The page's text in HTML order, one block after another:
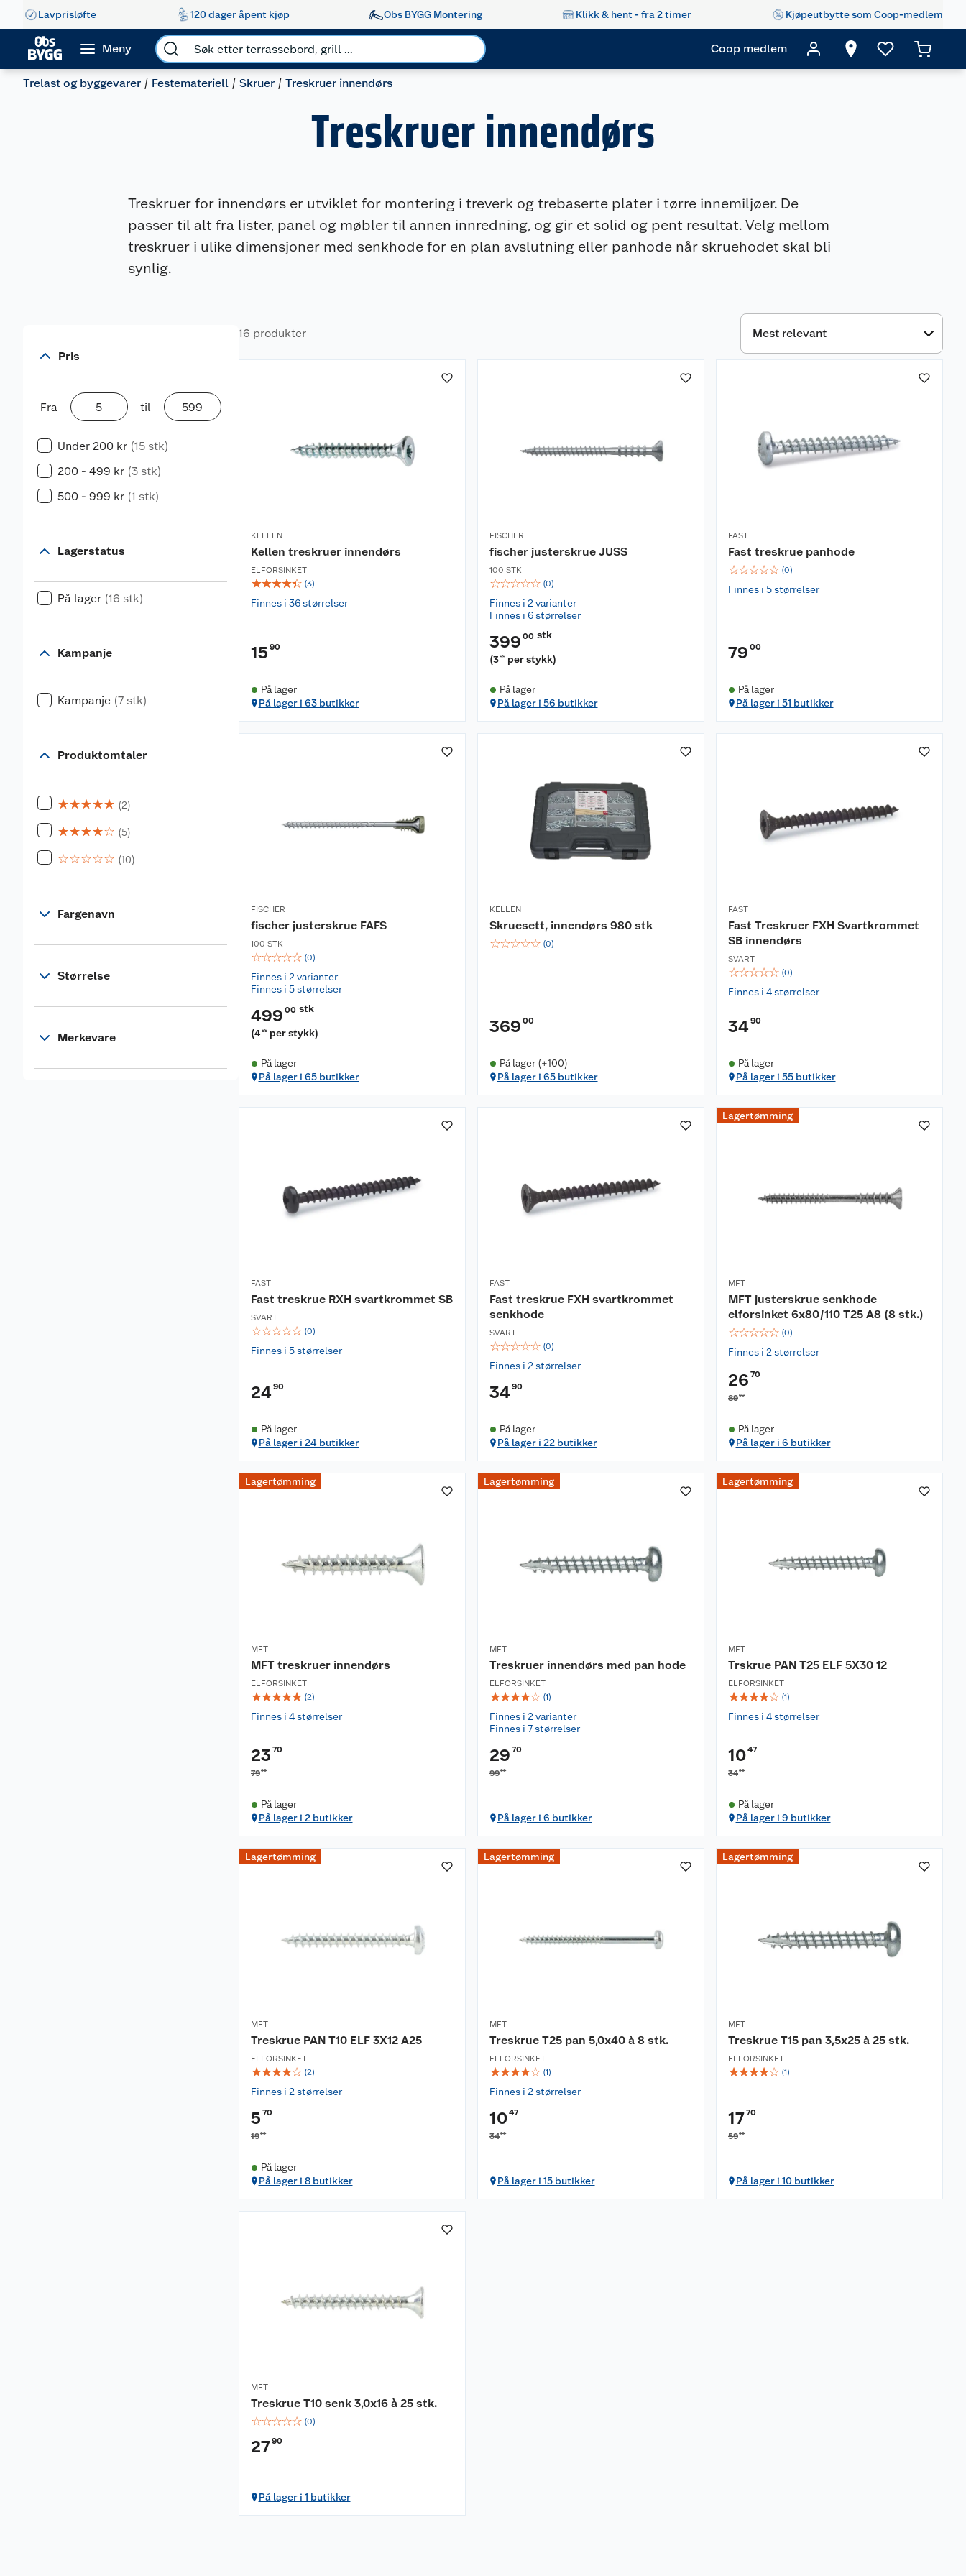
Lavprisløfte 120 dager åpent kjøp Obs BYGG Montering Klikk & hent - fra 2 timer Kjøpeutbytte som Coop-medlem
Meny Coop medlem
Trelast og byggevarer Festemateriell Skruer Treskruer innendørs
Treskruer innendørs
Treskruer for innendørs er utviklet for montering i treverk og trebaserte plater i tørre innemiljøer. De
passer til alt fra lister, panel og møbler til annen innredning, og gir et solid og pent resultat. Velg mellom
treskruer i ulike dimensjoner med senkhode for en plan avslutning eller panhode når skruehodet skal bli
synlig.
Pris
Fra til
Under 200 kr (15 stk)
200 - 499 kr (3 stk)
500 - 999 kr (1 stk)
Lagerstatus
På lager (16 stk)
Kampanje
Kampanje (7 stk)
Produktomtaler
☆☆☆☆☆ (2)
☆☆☆☆☆ (5)
☆☆☆☆☆ (10)
Fargenavn
Størrelse
Merkevare
16 produkter
KELLEN
Kellen treskruer innendørs
ELFORSINKET
☆☆☆☆☆ (3)
Finnes i 36 størrelser
15 90
På lager
På lager i 63 butikker
FISCHER
fischer justerskrue JUSS
100 STK
☆☆☆☆☆ (0)
Finnes i 2 varianter
Finnes i 6 størrelser
399 00 stk
(399 per stykk)
På lager
På lager i 56 butikker
FAST
Fast treskrue panhode
☆☆☆☆☆ (0)
Finnes i 5 størrelser
79 00
På lager
På lager i 51 butikker
FISCHER
fischer justerskrue FAFS
100 STK
☆☆☆☆☆ (0)
Finnes i 2 varianter
Finnes i 5 størrelser
499 00 stk
(4 99 per stykk)
På lager
På lager i 65 butikker
KELLEN
Skruesett, innendørs 980 stk
☆☆☆☆☆ (0)
369 00
På lager (+100)
På lager i 65 butikker
FAST
Fast Treskruer FXH Svartkrommet
SB innendørs
SVART
☆☆☆☆☆ (0)
Finnes i 4 størrelser
3490
På lager
På lager i 55 butikker
FAST
Fast treskrue RXH svartkrommet SB
SVART
☆☆☆☆☆ (0)
Finnes i 5 størrelser
2490
På lager
På lager i 24 butikker
FAST
Fast treskrue FXH svartkrommet
senkhode
SVART
☆☆☆☆☆ (0)
Finnes i 2 størrelser
3490
På lager
På lager i 22 butikker
Lagertømming
MFT
MFT justerskrue senkhode
elforsinket 6x80/110 T25 A8 (8 stk.)
☆☆☆☆☆ (0)
Finnes i 2 størrelser
26 70
8900
På lager
På lager i 6 butikker
Lagertømming
MFT
MFT treskruer innendørs
ELFORSINKET
☆☆☆☆☆ (2)
Finnes i 4 størrelser
23 70
7900
På lager
På lager i 2 butikker
Lagertømming
MFT
Treskruer innendørs med pan hode
ELFORSINKET
☆☆☆☆☆ (1)
Finnes i 2 varianter
Finnes i 7 størrelser
29 70
9900
På lager i 6 butikker
Lagertømming
MFT
Trskrue PAN T25 ELF 5X30 12
ELFORSINKET
☆☆☆☆☆ (1)
Finnes i 4 størrelser
1047
3490
På lager
På lager i 9 butikker
Lagertømming
MFT
Treskrue PAN T10 ELF 3X12 A25
ELFORSINKET
☆☆☆☆☆ (2)
Finnes i 2 størrelser
5 70
1900
På lager
På lager i 8 butikker
Lagertømming
MFT
Treskrue T25 pan 5,0x40 à 8 stk.
ELFORSINKET
☆☆☆☆☆ (1)
Finnes i 2 størrelser
1047
3490
På lager i 15 butikker
Lagertømming
MFT
Treskrue T15 pan 3,5x25 à 25 stk.
ELFORSINKET
☆☆☆☆☆ (1)
1770
5900
På lager i 10 butikker
MFT
Treskrue T10 senk 3,0x16 à 25 stk.
☆☆☆☆☆ (0)
2790
På lager i 1 butikker